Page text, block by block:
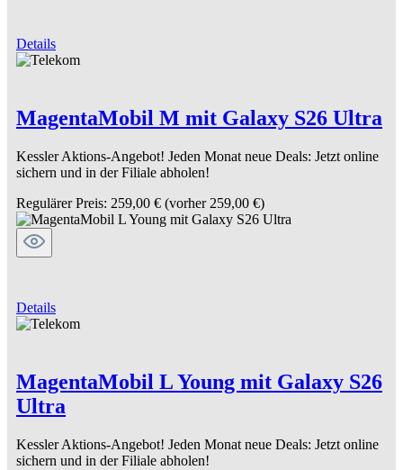
Details
MagentaMobil M mit Galaxy S26 Ultra
Kessler Aktions-Angebot! Jeden Monat neue Deals: Jetzt online
sichern und in der Filiale abholen!
Regulärer Preis: 259,00 € (vorher 259,00 €)
Details
MagentaMobil L Young mit Galaxy S26
Ultra
Kessler Aktions-Angebot! Jeden Monat neue Deals: Jetzt online
sichern und in der Filiale abholen!